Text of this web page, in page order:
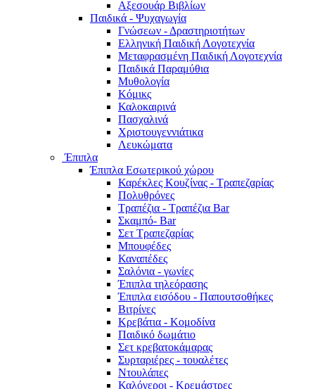
Αξεσουάρ Βιβλίων
Παιδικά - Ψυχαγωγία
Γνώσεων - Δραστηριοτήτων
Ελληνική Παιδική Λογοτεχνία
Μεταφρασμένη Παιδική Λογοτεχνία
Παιδικά Παραμύθια
Μυθολογία
Κόμικς
Καλοκαιρινά
Πασχαλινά
Χριστουγεννιάτικα
Λευκώματα
Έπιπλα
Έπιπλα Εσωτερικού χώρου
Καρέκλες Κουζίνας - Τραπεζαρίας
Πολυθρόνες
Τραπέζια - Τραπέζια Bar
Σκαμπό- Bar
Σετ Τραπεζαρίας
Μπουφέδες
Καναπέδες
Σαλόνια - γωνίες
Έπιπλα τηλεόρασης
Έπιπλα εισόδου - Παπουτσοθήκες
Βιτρίνες
Κρεβάτια - Κομοδίνα
Παιδικό δωμάτιο
Σετ κρεβατοκάμαρας
Συρταριέρες - τουαλέτες
Ντουλάπες
Καλόγεροι - Κρεμάστρες